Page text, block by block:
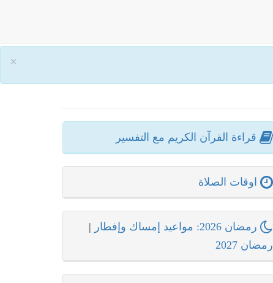
×
قراءة القرآن الكريم مع التفسير
اوقات الصلاة
رمضان 2026: مواعيد إمساك وإفطار
|
رمضان 2027